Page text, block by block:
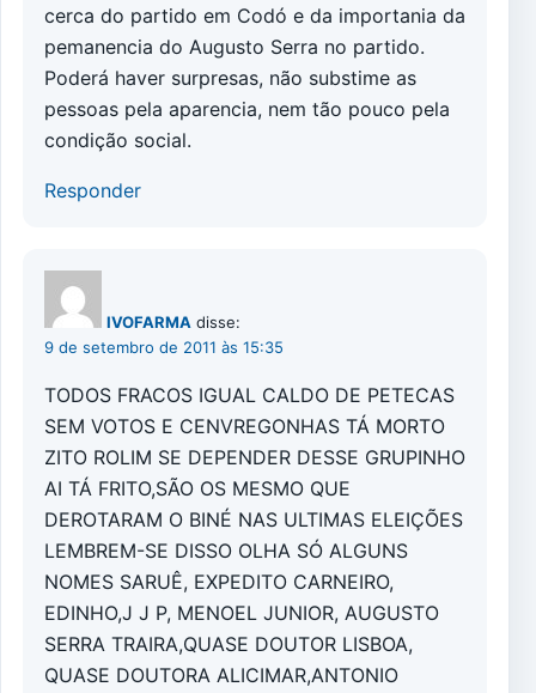
cerca do partido em Codó e da importania da
pemanencia do Augusto Serra no partido.
Poderá haver surpresas, não substime as
pessoas pela aparencia, nem tão pouco pela
condição social.
Responder
IVOFARMA disse:
9 de setembro de 2011 às 15:35
TODOS FRACOS IGUAL CALDO DE PETECAS
SEM VOTOS E CENVREGONHAS TÁ MORTO
ZITO ROLIM SE DEPENDER DESSE GRUPINHO
AI TÁ FRITO,SÃO OS MESMO QUE
DEROTARAM O BINÉ NAS ULTIMAS ELEIÇÕES
LEMBREM-SE DISSO OLHA SÓ ALGUNS
NOMES SARUÊ, EXPEDITO CARNEIRO,
EDINHO,J J P, MENOEL JUNIOR, AUGUSTO
SERRA TRAIRA,QUASE DOUTOR LISBOA,
QUASE DOUTORA ALICIMAR,ANTONIO